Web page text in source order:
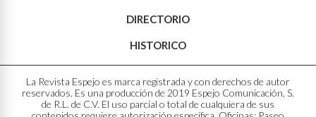
DIRECTORIO
HISTORICO
La Revista Espejo es marca registrada y con derechos de autor
reservados. Es una producción de 2019 Espejo Comunicación, S.
de R.L. de C.V. El uso parcial o total de cualquiera de sus